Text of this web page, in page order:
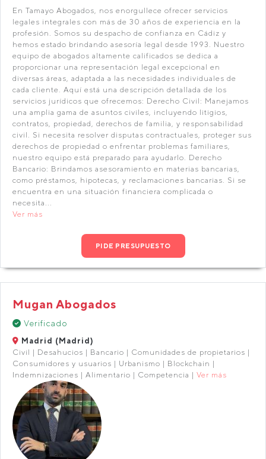
En Tamayo Abogados, nos enorgullece ofrecer servicios
legales integrales con más de 30 años de experiencia en la
profesión. Somos su despacho de confianza en Cádiz y
hemos estado brindando asesoría legal desde 1993. Nuestro
equipo de abogados altamente calificados se dedica a
proporcionar una representación legal excepcional en
diversas áreas, adaptada a las necesidades individuales de
cada cliente. Aquí está una descripción detallada de los
servicios jurídicos que ofrecemos: Derecho Civil: Manejamos
una amplia gama de asuntos civiles, incluyendo litigios,
contratos, propiedad, derechos de familia, y responsabilidad
civil. Si necesita resolver disputas contractuales, proteger sus
derechos de propiedad o enfrentar problemas familiares,
nuestro equipo está preparado para ayudarlo. Derecho
Bancario: Brindamos asesoramiento en materias bancarias,
como préstamos, hipotecas, y reclamaciones bancarias. Si se
encuentra en una situación financiera complicada o
necesita...
Ver más
PIDE PRESUPUESTO
Mugan Abogados
Verificado
Madrid (Madrid)
Civil | Desahucios | Bancario | Comunidades de propietarios |
Consumidores y usuarios | Urbanismo | Blockchain |
Indemnizaciones | Alimentario | Competencia | Ver más